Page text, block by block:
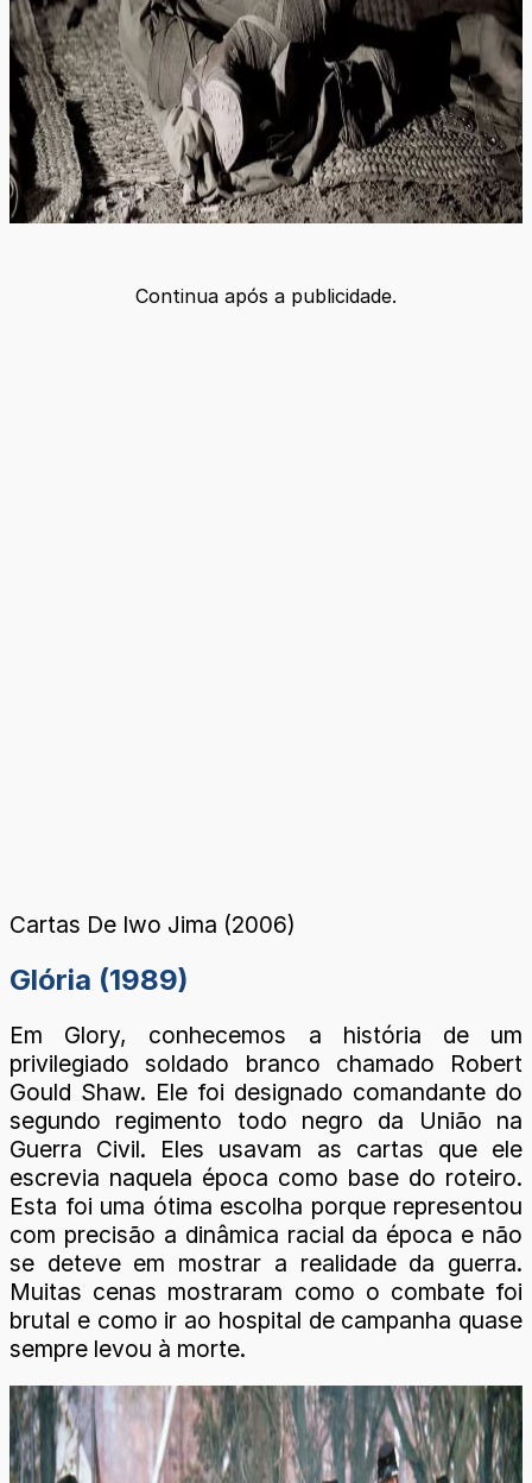
Continua após a publicidade.
Cartas De Iwo Jima (2006)
Glória (1989)
Em Glory, conhecemos a história de um
privilegiado soldado branco chamado Robert
Gould Shaw. Ele foi designado comandante do
segundo regimento todo negro da União na
Guerra Civil. Eles usavam as cartas que ele
escrevia naquela época como base do roteiro.
Esta foi uma ótima escolha porque representou
com precisão a dinâmica racial da época e não
se deteve em mostrar a realidade da guerra.
Muitas cenas mostraram como o combate foi
brutal e como ir ao hospital de campanha quase
sempre levou à morte.